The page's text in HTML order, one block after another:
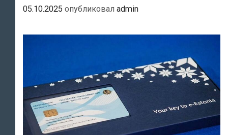
05.10.2025 опубликовал admin